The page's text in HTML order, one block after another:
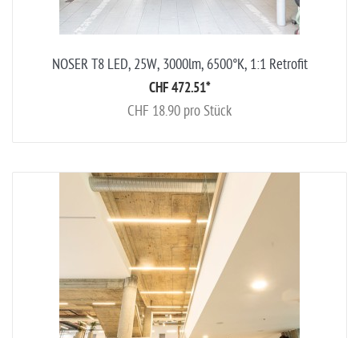
NOSER T8 LED, 25W, 3000lm, 6500°K, 1:1 Retrofit
CHF 472.51*
CHF 18.90 pro Stück